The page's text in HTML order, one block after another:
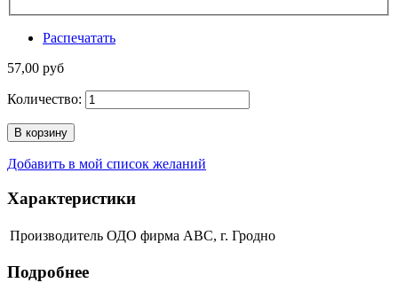
Распечатать
57,00 руб
Количество:
В корзину
Добавить в мой список желаний
Характеристики
Производитель ОДО фирма АВС, г. Гродно
Подробнее